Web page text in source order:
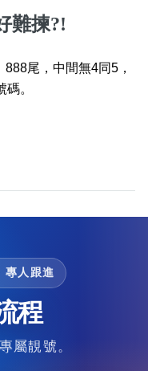
難揀?!
尾，中間無4同5，
。
專人跟進
程
屬靚號。